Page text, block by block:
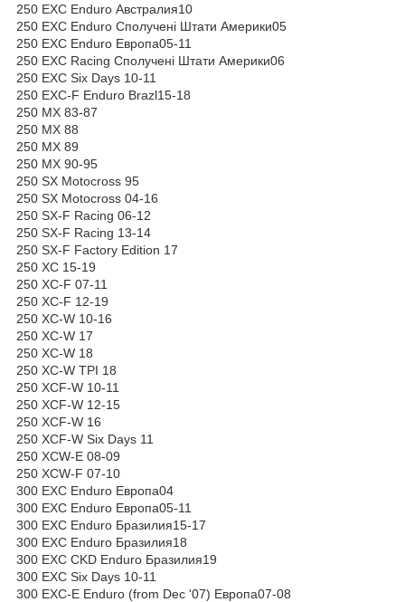
250 EXC Enduro Австралия10
250 EXC Enduro Сполучені Штати Америки05
250 EXC Enduro Европа05-11
250 EXC Racing Сполучені Штати Америки06
250 EXC Six Days 10-11
250 EXC-F Enduro Brazl15-18
250 MX 83-87
250 MX 88
250 MX 89
250 MX 90-95
250 SX Motocross 95
250 SX Motocross 04-16
250 SX-F Racing 06-12
250 SX-F Racing 13-14
250 SX-F Factory Edition 17
250 XC 15-19
250 XC-F 07-11
250 XC-F 12-19
250 XC-W 10-16
250 XC-W 17
250 XC-W 18
250 XC-W TPI 18
250 XCF-W 10-11
250 XCF-W 12-15
250 XCF-W 16
250 XCF-W Six Days 11
250 XCW-E 08-09
250 XCW-F 07-10
300 EXC Enduro Европа04
300 EXC Enduro Европа05-11
300 EXC Enduro Бразилия15-17
300 EXC Enduro Бразилия18
300 EXC CKD Enduro Бразилия19
300 EXC Six Days 10-11
300 EXC-E Enduro (from Dec '07) Европа07-08